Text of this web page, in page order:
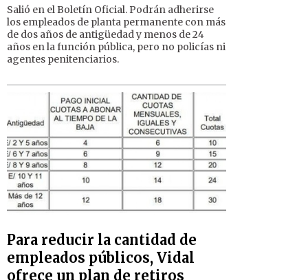
Salió en el Boletín Oficial. Podrán adherirse
los empleados de planta permanente con más
de dos años de antigüedad y menos de 24
años en la función pública, pero no policías ni
agentes penitenciarios.
Para reducir la cantidad de
empleados públicos, Vidal
ofrece un plan de retiros